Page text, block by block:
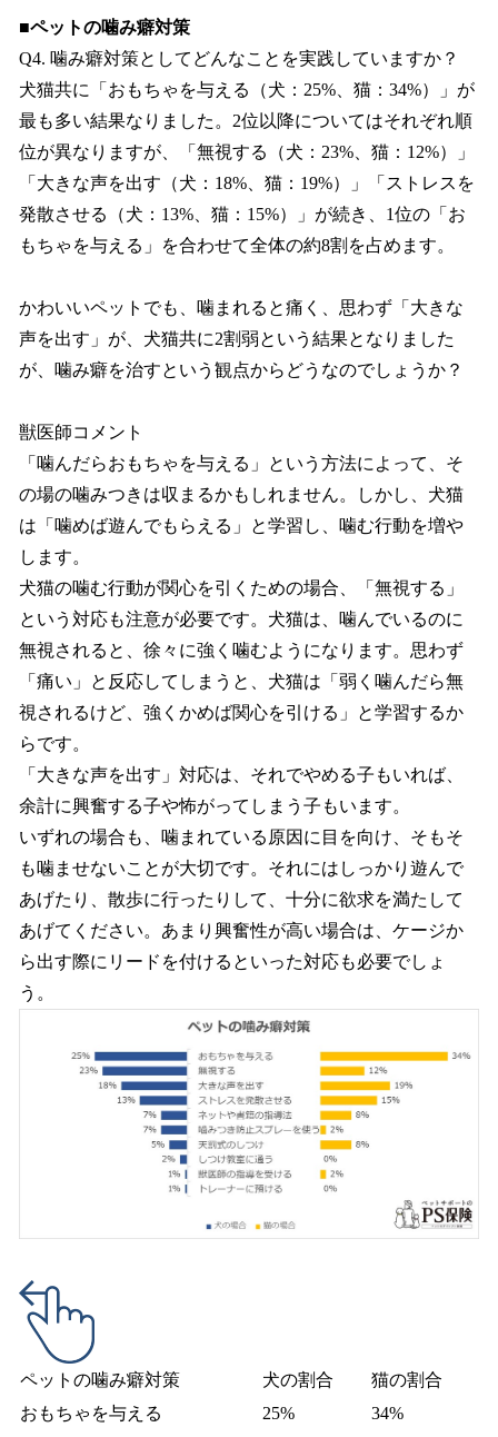
■ペットの噛み癖対策
Q4. 噛み癖対策としてどんなことを実践していますか？
犬猫共に「おもちゃを与える（犬：25%、猫：34%）」が
最も多い結果なりました。2位以降についてはそれぞれ順
位が異なりますが、「無視する（犬：23%、猫：12%）」
「大きな声を出す（犬：18%、猫：19%）」「ストレスを
発散させる（犬：13%、猫：15%）」が続き、1位の「お
もちゃを与える」を合わせて全体の約8割を占めます。
かわいいペットでも、噛まれると痛く、思わず「大きな
声を出す」が、犬猫共に2割弱という結果となりました
が、噛み癖を治すという観点からどうなのでしょうか？
獣医師コメント
「噛んだらおもちゃを与える」という方法によって、そ
の場の噛みつきは収まるかもしれません。しかし、犬猫
は「噛めば遊んでもらえる」と学習し、噛む行動を増や
します。
犬猫の噛む行動が関心を引くための場合、「無視する」
という対応も注意が必要です。犬猫は、噛んでいるのに
無視されると、徐々に強く噛むようになります。思わず
「痛い」と反応してしまうと、犬猫は「弱く噛んだら無
視されるけど、強くかめば関心を引ける」と学習するか
らです。
「大きな声を出す」対応は、それでやめる子もいれば、
余計に興奮する子や怖がってしまう子もいます。
いずれの場合も、噛まれている原因に目を向け、そもそ
も噛ませないことが大切です。それにはしっかり遊んで
あげたり、散歩に行ったりして、十分に欲求を満たして
あげてください。あまり興奮性が高い場合は、ケージか
ら出す際にリードを付けるといった対応も必要でしょ
う。
ペットの噛み癖対策 犬の割合
猫の割合
おもちゃを与える
25% 34%